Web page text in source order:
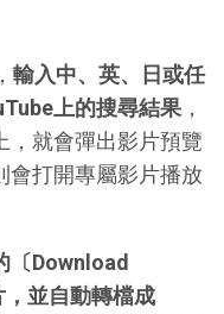
輸入中、英、日或任
上的搜尋結果 ，
，就會彈出影片預覽
會打開專屬影片播放
〔Download
並自動轉檔成